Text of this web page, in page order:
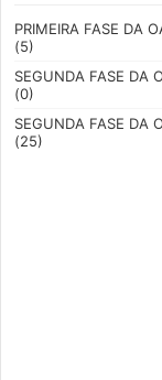
PRIMEIRA FASE DA
(5)
SEGUNDA FASE DA
(0)
SEGUNDA FASE DA
(25)